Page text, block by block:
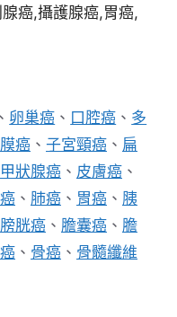
癌,攝護腺癌,胃癌,
、 卵巢癌 、 口腔癌 、 多
癌 、 子宮頸癌 、 扁
甲狀腺癌 、 皮膚癌 、
、 肺癌 、 胃癌 、 胰
膀胱癌 、 膽囊癌 、 膽
、 骨癌 、 骨髓纖維